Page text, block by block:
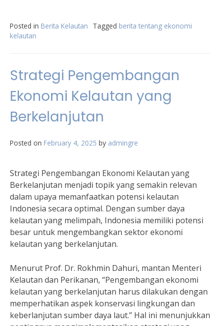
Posted in Berita Kelautan Tagged berita tentang ekonomi
kelautan
Strategi Pengembangan
Ekonomi Kelautan yang
Berkelanjutan
Posted on February 4, 2025 by admingre
Strategi Pengembangan Ekonomi Kelautan yang
Berkelanjutan menjadi topik yang semakin relevan
dalam upaya memanfaatkan potensi kelautan
Indonesia secara optimal. Dengan sumber daya
kelautan yang melimpah, Indonesia memiliki potensi
besar untuk mengembangkan sektor ekonomi
kelautan yang berkelanjutan.
Menurut Prof. Dr. Rokhmin Dahuri, mantan Menteri
Kelautan dan Perikanan, “Pengembangan ekonomi
kelautan yang berkelanjutan harus dilakukan dengan
memperhatikan aspek konservasi lingkungan dan
keberlanjutan sumber daya laut.” Hal ini menunjukkan